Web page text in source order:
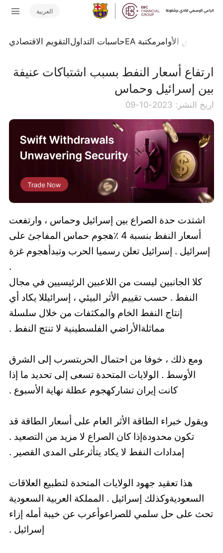
العربية
تدفق الأوامر مكتبة EA حاسبات التداولالتقويم الاقتصادي
ارتفاع أسعار النفط بسبب اشتباكات عنيفة
بين إسرائيل وحماس
اريخ النشر: 2023-10-09
اشتدت حدة الصراع بين إسرائيل وحماس ، وارتفعت
أسعار النفط بنسبة 4 ٪هجوم حماس المفاجئ على
إسرائيل . إسرائيل تعلن رسميا الحرب وتبدأهجوم غزة
.
كلا الجانبين ليست من اللاعبين الرئيسيين في مجال
النفط . حسب تقييم الأثر البيئي ، إسرائيللا يكاد أي
إنتاج النفط الخام والمكثفات من خلال سلسلة
مماثلةالأراضي الفلسطينية لا تنتج النفط .
ومع ذلك ، خوفا من احتمال الحربتسرب إلى الشرق
الأوسط . الولايات المتحدة تسعى إلى تحديد ما إذا
كانت إيران تشاركهجوم عطلة نهاية الأسبوع .
ويقول خبراء الطاقة الأثر العام على أسعار الطاقة قد
تكون محدودةإذا كان الصراع لا مزيد من التصعيد .
إمدادات النفط لا يكاد يتأثرعلى المدى القصير .
هذا تعقيد جهود الولايات المتحدة لتطبيع العلاقات
السعوديةوكذلك إسرائيل . المملكة العربية السعودية
تحث على حل سلمي للصراعوأعرب عن خيبة أمله إزاء
إسرائيل .